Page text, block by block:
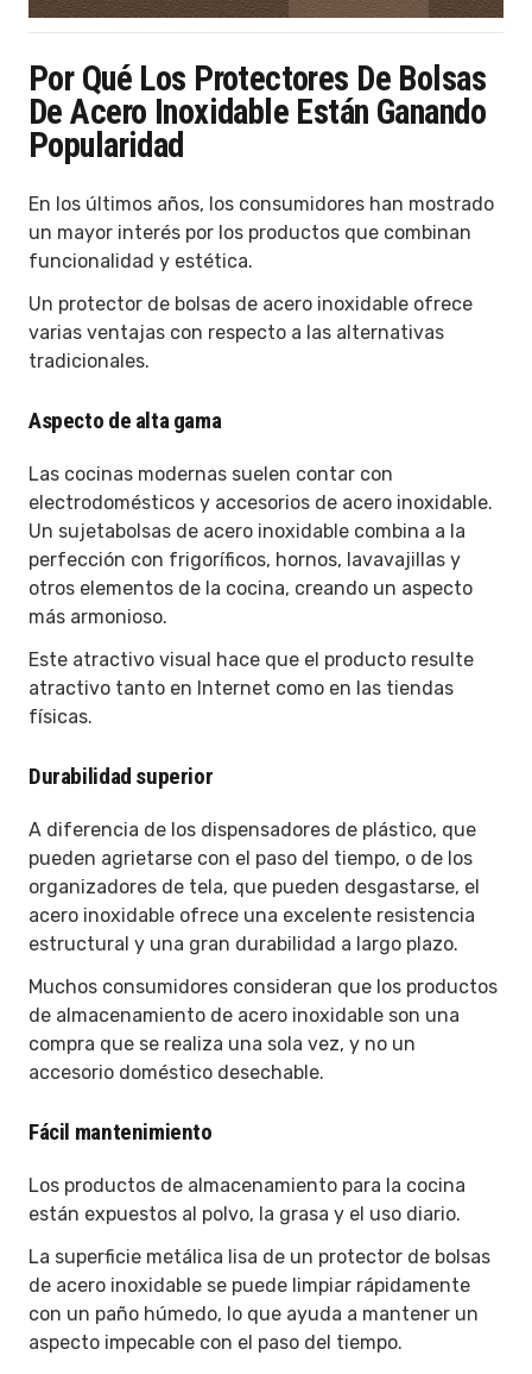
Por Qué Los Protectores De Bolsas
De Acero Inoxidable Están Ganando
Popularidad
En los últimos años, los consumidores han mostrado
un mayor interés por los productos que combinan
funcionalidad y estética.
Un protector de bolsas de acero inoxidable ofrece
varias ventajas con respecto a las alternativas
tradicionales.
Aspecto de alta gama
Las cocinas modernas suelen contar con
electrodomésticos y accesorios de acero inoxidable.
Un sujetabolsas de acero inoxidable combina a la
perfección con frigoríficos, hornos, lavavajillas y
otros elementos de la cocina, creando un aspecto
más armonioso.
Este atractivo visual hace que el producto resulte
atractivo tanto en Internet como en las tiendas
físicas.
Durabilidad superior
A diferencia de los dispensadores de plástico, que
pueden agrietarse con el paso del tiempo, o de los
organizadores de tela, que pueden desgastarse, el
acero inoxidable ofrece una excelente resistencia
estructural y una gran durabilidad a largo plazo.
Muchos consumidores consideran que los productos
de almacenamiento de acero inoxidable son una
compra que se realiza una sola vez, y no un
accesorio doméstico desechable.
Fácil mantenimiento
Los productos de almacenamiento para la cocina
están expuestos al polvo, la grasa y el uso diario.
La superficie metálica lisa de un protector de bolsas
de acero inoxidable se puede limpiar rápidamente
con un paño húmedo, lo que ayuda a mantener un
aspecto impecable con el paso del tiempo.